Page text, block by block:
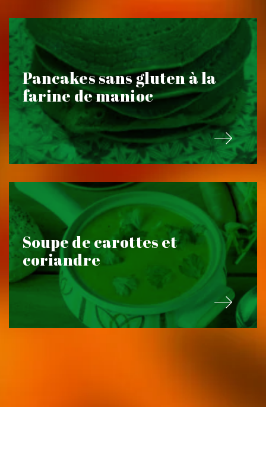
Pancakes sans gluten à la
farine de manioc
Soupe de carottes et
coriandre